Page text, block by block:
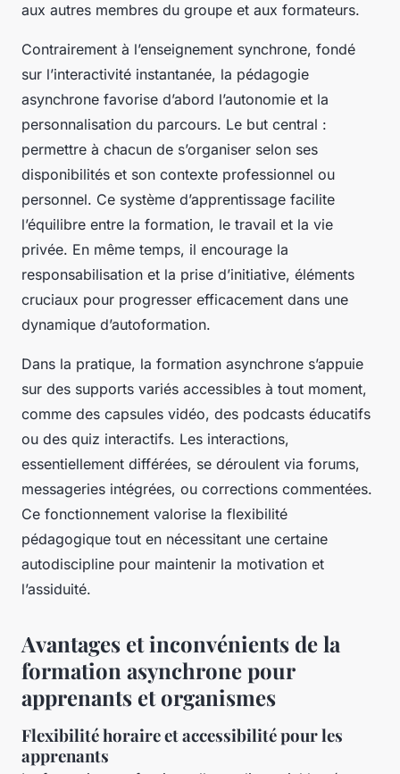
aux autres membres du groupe et aux formateurs.
Contrairement à l’enseignement synchrone, fondé
sur l’interactivité instantanée, la pédagogie
asynchrone favorise d’abord l’autonomie et la
personnalisation du parcours. Le but central :
permettre à chacun de s’organiser selon ses
disponibilités et son contexte professionnel ou
personnel. Ce système d’apprentissage facilite
l’équilibre entre la formation, le travail et la vie
privée. En même temps, il encourage la
responsabilisation et la prise d’initiative, éléments
cruciaux pour progresser efficacement dans une
dynamique d’autoformation.
Dans la pratique, la formation asynchrone s’appuie
sur des supports variés accessibles à tout moment,
comme des capsules vidéo, des podcasts éducatifs
ou des quiz interactifs. Les interactions,
essentiellement différées, se déroulent via forums,
messageries intégrées, ou corrections commentées.
Ce fonctionnement valorise la flexibilité
pédagogique tout en nécessitant une certaine
autodiscipline pour maintenir la motivation et
l’assiduité.
Avantages et inconvénients de la
formation asynchrone pour
apprenants et organismes
Flexibilité horaire et accessibilité pour les
apprenants